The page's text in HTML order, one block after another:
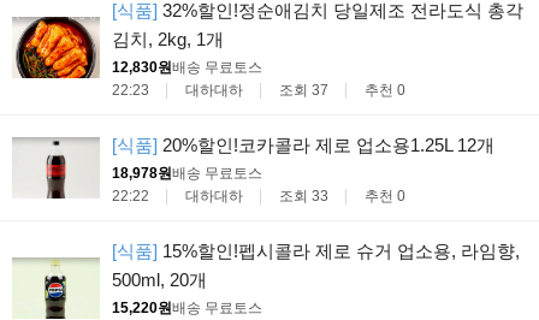
[식품] 32%할인!정순애김치 당일제조 전라도식 총각
김치, 2kg, 1개
12,830원배송 무료토스
22:23
대하대하 조회 37 추천 0
[식품] 20%할인!코카콜라 제로 업소용1.25L 12개
18,978원배송 무료토스
22:22
대하대하 조회 33 추천 0
[식품] 15%할인!펩시콜라 제로 슈거 업소용, 라임향,
500ml, 20개
15,220원배송 무료토스